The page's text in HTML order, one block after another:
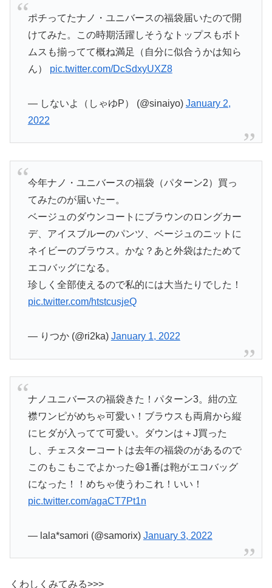
ポチってたナノ・ユニバースの福袋届いたので開
けてみた。この時期活躍しそうなトップスもボト
ムスも揃ってて概ね満足（自分に似合うかは知ら
ん） pic.twitter.com/DcSdxyUXZ8
— しないよ（しゃゆP） (@sinaiyo) January 2,
2022
今年ナノ・ユニバースの福袋（パターン2）買っ
てみたのが届いたー。
ベージュのダウンコートにブラウンのロングカー
デ、アイスブルーのパンツ、ベージュのニットに
ネイビーのブラウス。かな？あと外袋はたためて
エコバッグになる。
珍しく全部使えるので私的には大当たりでした！
pic.twitter.com/htstcusjeQ
— りつか (@ri2ka) January 1, 2022
ナノユニバースの福袋きた！パターン3。紺の立
襟ワンピがめちゃ可愛い！ブラウスも両肩から縦
にヒダが入ってて可愛い。ダウンは＋J買った
し、チェスターコートは去年の福袋のがあるので
このもこもこでよかった😆1番は鞄がエコバッグ
になった！！めちゃ使うわこれ！いい！
pic.twitter.com/agaCT7Pt1n
— lala*samori (@samorix) January 3, 2022
くわしくみてみる>>>